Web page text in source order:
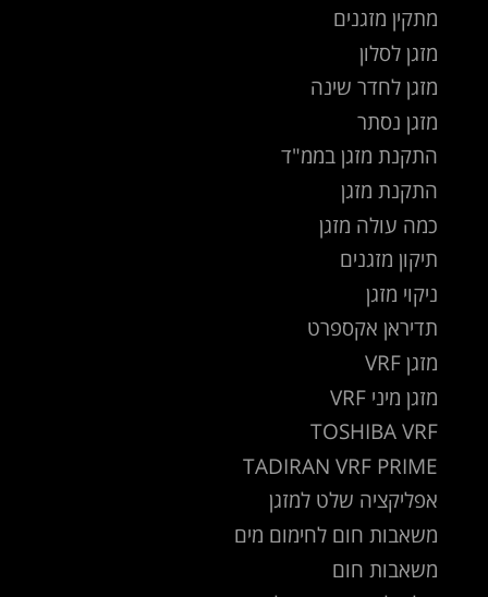
מתקין מזגנים
מזגן לסלון
מזגן לחדר שינה
מזגן נסתר
התקנת מזגן בממ"ד
התקנת מזגן
כמה עולה מזגן
תיקון מזגנים
ניקוי מזגן
תדיראן אקספרט
מזגן VRF
מזגן מיני VRF
TOSHIBA VRF
TADIRAN VRF PRIME
אפליקציה שלט למזגן
משאבות חום לחימום מים
משאבות חום